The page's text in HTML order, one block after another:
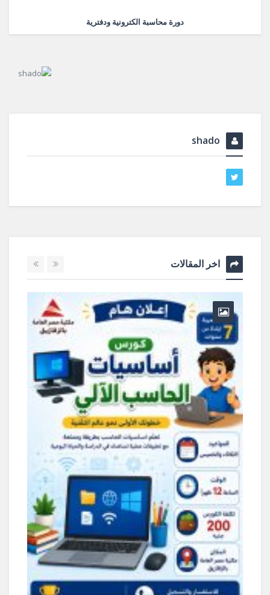
دورة محاسبة الكترونية ودفترية
shado
اخر المقالات